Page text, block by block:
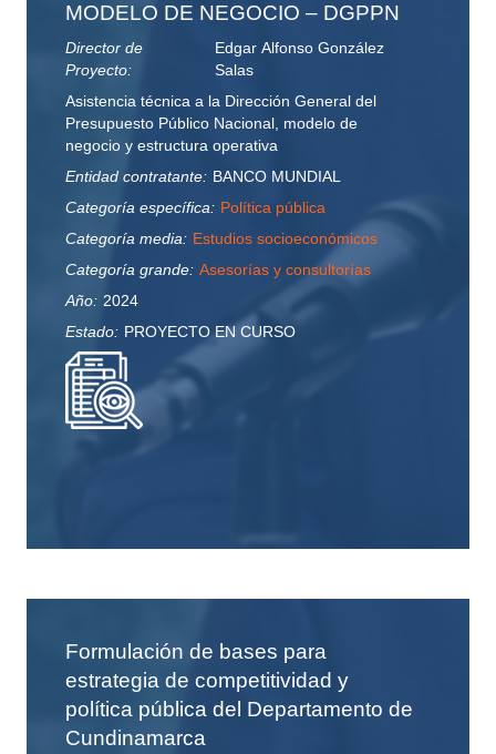
MODELO DE NEGOCIO – DGPPN
Director de
Proyecto:
Edgar Alfonso González
Salas
Asistencia técnica a la Dirección General del
Presupuesto Público Nacional, modelo de
negocio y estructura operativa
Entidad contratante: BANCO MUNDIAL
Categoría específica: Política pública
Categoría media: Estudios socioeconómicos
Categoría grande: Asesorías y consultorías
Año: 2024
Estado: PROYECTO EN CURSO
Formulación de bases para
estrategia de competitividad y
política pública del Departamento de
Cundinamarca